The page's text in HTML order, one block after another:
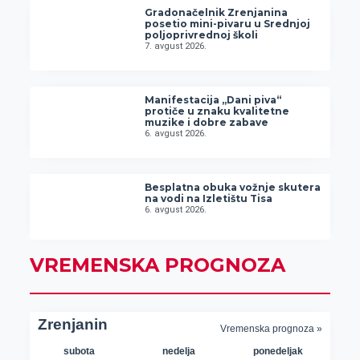
Gradonačelnik Zrenjanina
posetio mini-pivaru u Srednjoj
poljoprivrednoj školi
7. avgust 2026.
Manifestacija „Dani piva“
protiče u znaku kvalitetne
muzike i dobre zabave
6. avgust 2026.
Besplatna obuka vožnje skutera
na vodi na Izletištu Tisa
6. avgust 2026.
VREMENSKA PROGNOZA